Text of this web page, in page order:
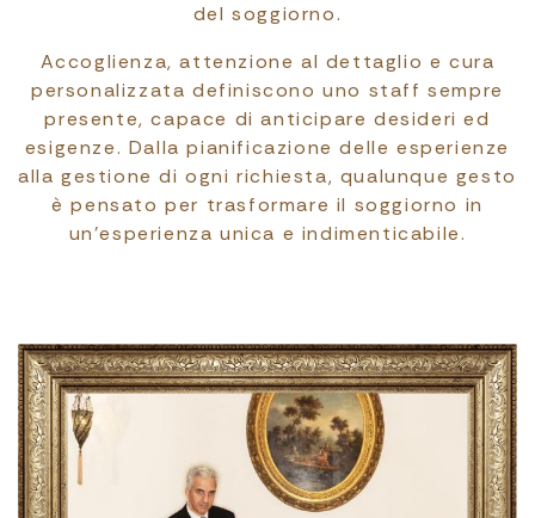
del soggiorno.
Accoglienza, attenzione al dettaglio e cura
personalizzata definiscono uno staff sempre
presente, capace di anticipare desideri ed
esigenze. Dalla pianificazione delle esperienze
alla gestione di ogni richiesta, qualunque gesto
è pensato per trasformare il soggiorno in
un’esperienza unica e indimenticabile.